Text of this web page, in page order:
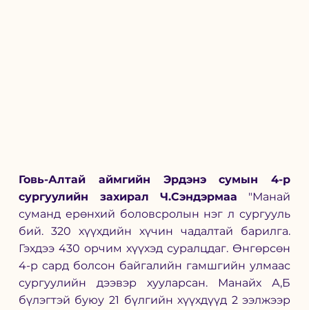
Говь-Алтай аймгийн Эрдэнэ сумын 4-р
сургуулийн захирал Ч.Сэндэрмаа "Манай
суманд ерөнхий боловсролын нэг л сургууль
бий. 320 хүүхдийн хүчин чадалтай барилга.
Гэхдээ 430 орчим хүүхэд суралцдаг. Өнгөрсөн
4-р сард болсон байгалийн гамшгийн улмаас
сургуулийн дээвэр хууларсан. Манайх А,Б
бүлэгтэй буюу 21 бүлгийн хүүхдүүд 2 ээлжээр